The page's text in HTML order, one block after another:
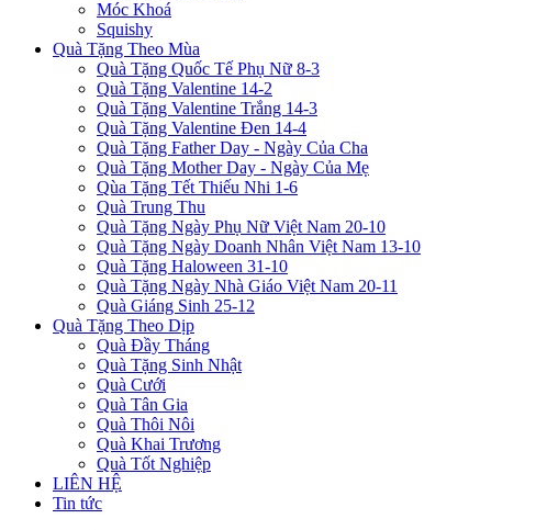
Móc Khoá
Squishy
Quà Tặng Theo Mùa
Quà Tặng Quốc Tế Phụ Nữ 8-3
Quà Tặng Valentine 14-2
Quà Tặng Valentine Trắng 14-3
Quà Tặng Valentine Đen 14-4
Quà Tặng Father Day - Ngày Của Cha
Quà Tặng Mother Day - Ngày Của Mẹ
Qùa Tặng Tết Thiếu Nhi 1-6
Quà Trung Thu
Quà Tặng Ngày Phụ Nữ Việt Nam 20-10
Quà Tặng Ngày Doanh Nhân Việt Nam 13-10
Quà Tặng Haloween 31-10
Quà Tặng Ngày Nhà Giáo Việt Nam 20-11
Quà Giáng Sinh 25-12
Quà Tặng Theo Dịp
Quà Đầy Tháng
Quà Tặng Sinh Nhật
Quà Cưới
Quà Tân Gia
Quà Thôi Nôi
Quà Khai Trương
Quà Tốt Nghiệp
LIÊN HỆ
Tin tức